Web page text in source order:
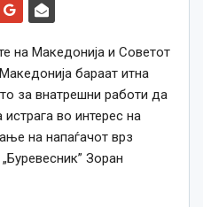
на Македонија и Советот
бараат итна
за внатрешни работи да
во интерес на
на напаѓачот врз
Зоран